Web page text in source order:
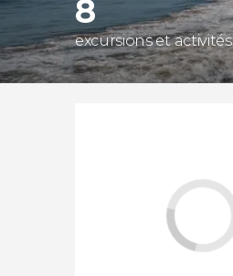
8
excursions et activités